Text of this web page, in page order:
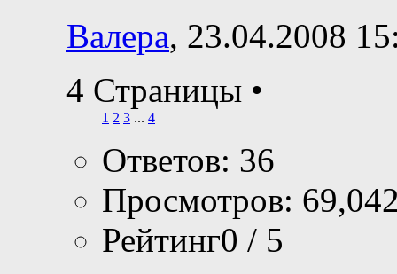
Валера, 23.04.2008
4 Страницы •
1 2 3 ... 4
Ответов: 36
Просмотров:
Рейтинг0 / 5